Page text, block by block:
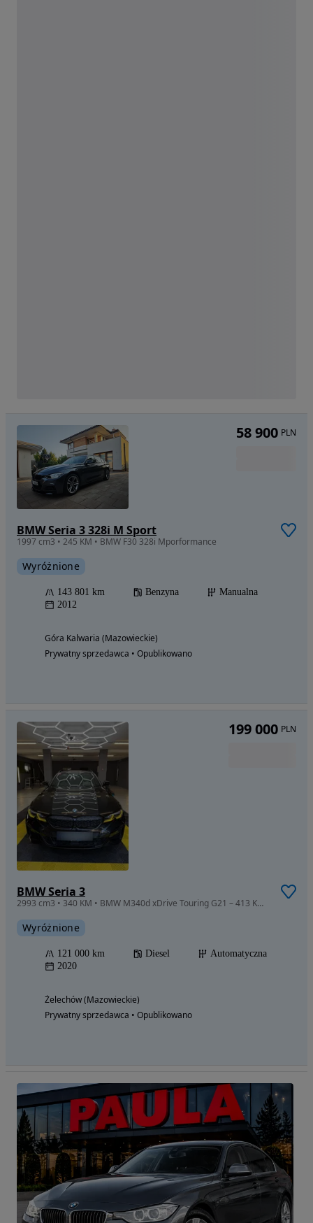
BMW Seria 3 328i M Sport
1997 cm3 • 245 KM • BMW F30 328i Mporformance
Wyróżnione
143 801 km Benzyna
Manualna
2012
Góra Kalwaria (Mazowieckie)
Prywatny sprzedawca • Opublikowano
58 900 PLN
BMW Seria 3
2993 cm3 • 340 KM • BMW M340d xDrive Touring G21 – 413 KM / 871 Nm – bogate wyposażenie
Wyróżnione
121 000 km Diesel
Automatyczna
2020
Żelechów (Mazowieckie)
Prywatny sprzedawca • Opublikowano
199 000 PLN